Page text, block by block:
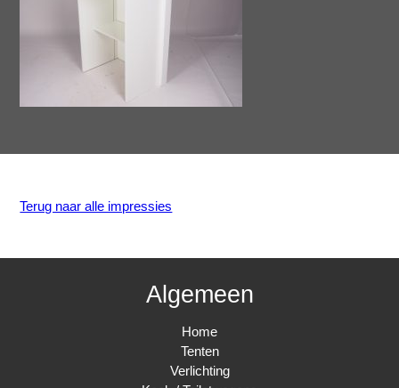
Terug naar alle impressies
Algemeen
Home
Tenten
Verlichting